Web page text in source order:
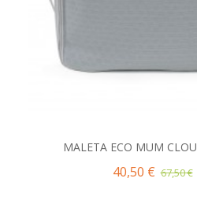
MALETA ECO MUM
40,50 € 67,50 €